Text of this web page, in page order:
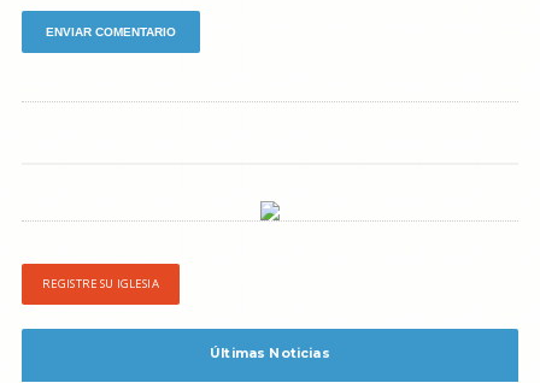
REGISTRE SU IGLESIA
Últimas Noticias